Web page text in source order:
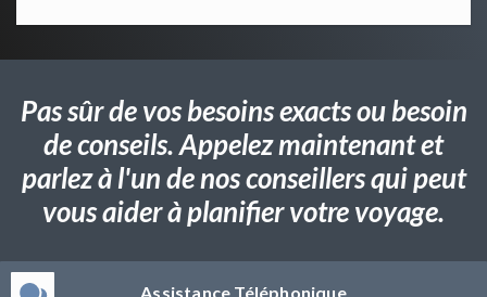
Pas sûr de vos besoins exacts ou besoin
de conseils. Appelez maintenant et
parlez à l'un de nos conseillers qui peut
vous aider à planifier votre voyage.
Assistance Téléphonique